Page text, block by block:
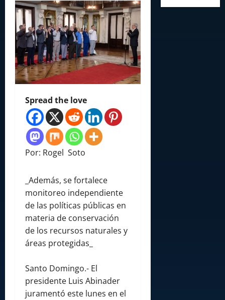
Spread the love
Por: Rogel Soto
_Además, se fortalece
monitoreo independiente
de las políticas públicas en
materia de conservación
de los recursos naturales y
áreas protegidas_
Santo Domingo.- El
presidente Luis Abinader
juramentó este lunes en el